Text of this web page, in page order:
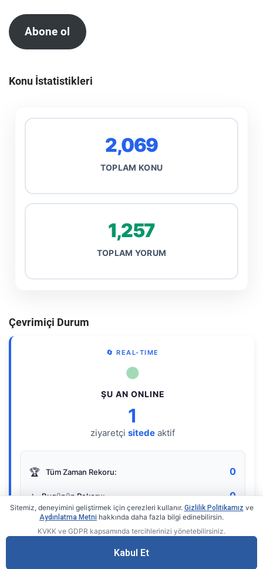
Abone ol
Konu İstatistikleri
2,069
TOPLAM KONU
1,257
TOPLAM YORUM
Çevrimiçi Durum
🔄 REAL-TIME
●
ŞU AN ONLINE
1
ziyaretçi sitede aktif
🏆 Tüm Zaman Rekoru: 0
⭐ Bugünün Rekoru: 0
Live Online Counter• by KerimUsta
Gerçek zamanlı sayaç
Sitemiz, deneyimini geliştirmek için çerezleri kullanır. Gizlilik Politikamız ve
Aydınlatma Metni hakkında daha fazla bilgi edinebilirsin.
KVKK ve GDPR kapsamında tercihlerinizi yönetebilirsiniz.
Kabul Et